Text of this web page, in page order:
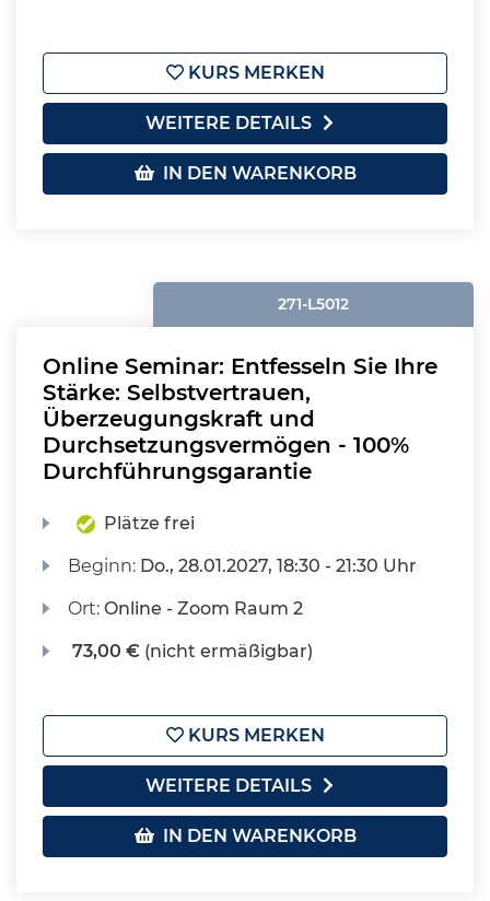
KURS MERKEN
WEITERE DETAILS
IN DEN WARENKORB
271-L5012
Online Seminar: Entfesseln Sie Ihre
Stärke: Selbstvertrauen,
Überzeugungskraft und
Durchsetzungsvermögen - 100%
Durchführungsgarantie
Plätze frei
Beginn: Do., 28.01.2027, 18:30 - 21:30 Uhr
Ort:Online - Zoom Raum 2
73,00 € (nicht ermäßigbar)
KURS MERKEN
WEITERE DETAILS
IN DEN WARENKORB